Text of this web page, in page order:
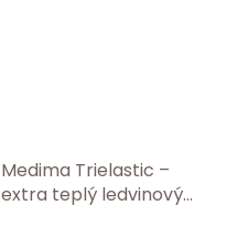
Medima Trielastic –
extra teplý ledvinový